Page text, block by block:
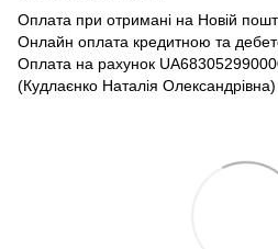
Оплата при отримані на Новій
Онлайн оплата кредитною та
Оплата на рахунок
(Кудлаєнко Наталія Олександрівна)